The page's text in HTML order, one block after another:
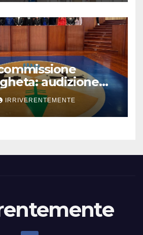
audizione
Coraggio
vicinanza
IRRIVERENTEMENTE